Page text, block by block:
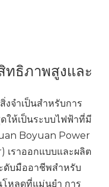
ธิภาพสูงและ
งจำเป็นสำหรับการ
ให้เป็นระบบไฟฟ้าที่มี
Boyuan Power
เราออกแบบและผลิต
ดับมืออาชีพสำหรับ
หลดที่แม่นยำ การ